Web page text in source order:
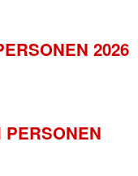
2026